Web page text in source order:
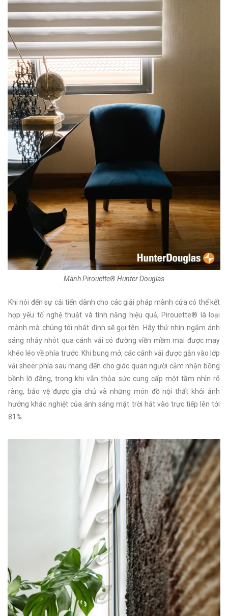
Mành Pirouette® Hunter Douglas
Khi nói đến sự cải tiến dành cho các giải pháp mành cửa có thể kết
hợp yếu tố nghệ thuật và tính năng hiệu quả, Pirouette® là loại
mành mà chúng tôi nhất định sẽ gọi tên. Hãy thử nhìn ngắm ánh
sáng nhảy nhót qua cánh vải có đường viền mềm mại được may
khéo léo về phía trước. Khi bung mở, các cánh vải được gắn vào lớp
vải sheer phía sau mang đến cho giác quan người cảm nhận bồng
bềnh lỡ đãng, trong khi vẫn thỏa sức cung cấp một tầm nhìn rõ
ràng, bảo vệ được gia chủ và những món đồ nội thất khỏi ảnh
hưởng khắc nghiệt của ánh sáng mặt trời hắt vào trực tiếp lên tới
81%.